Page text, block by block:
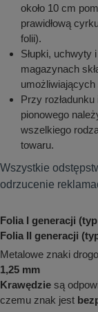
około 10 cm
prawidłową
folii).
Słupki, uchwyty
magazynach
Przy
pionowego
wszelkiego
towaru.
Wszystkie
odrzucenie
Folia I generacji
Folia II generacji
Metalowe znaki
1,25 mm
Krawędzie są
czemu znak jest